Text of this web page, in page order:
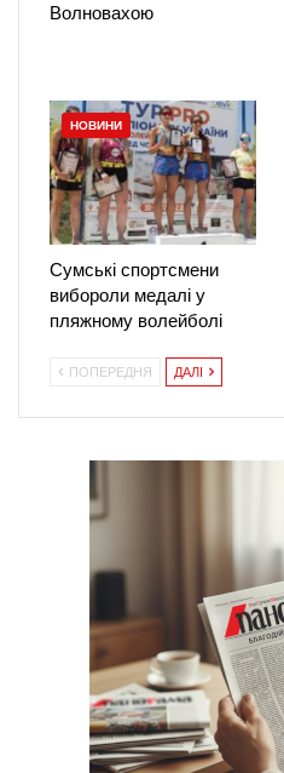
Волновахою
НОВИНИ
Сумські спортсмени
вибороли медалі у
пляжному волейболі
ПОПЕРЕДНЯ ДАЛІ